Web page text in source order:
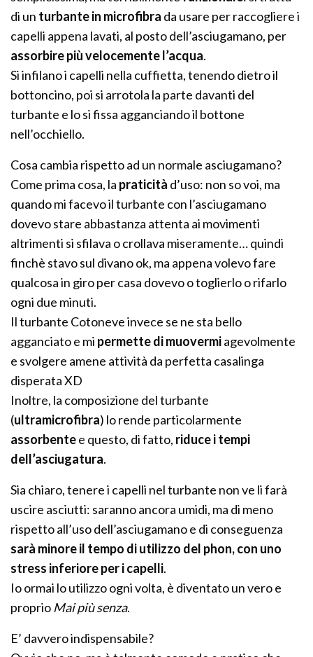
di un turbante in microfibra da usare per raccogliere i
capelli appena lavati, al posto dell’asciugamano, per
assorbire più velocemente l’acqua.
Si infilano i capelli nella cuffietta, tenendo dietro il
bottoncino, poi si arrotola la parte davanti del
turbante e lo si fissa agganciando il bottone
nell’occhiello.
Cosa cambia rispetto ad un normale asciugamano?
Come prima cosa, la praticità d’uso: non so voi, ma
quando mi facevo il turbante con l’asciugamano
dovevo stare abbastanza attenta ai movimenti
altrimenti si sfilava o crollava miseramente… quindi
finchè stavo sul divano ok, ma appena volevo fare
qualcosa in giro per casa dovevo o toglierlo o rifarlo
ogni due minuti.
Il turbante Cotoneve invece se ne sta bello
agganciato e mi permette di muovermiagevolmente
e svolgere amene attività da perfetta casalinga
disperata XD
Inoltre, la composizione del turbante
(ultramicrofibra) lo rende particolarmente
assorbentee questo, di fatto, riduce i tempi
dell’asciugatura.
Sia chiaro, tenere i capelli nel turbante non ve li farà
uscire asciutti: saranno ancora umidi, ma di meno
rispetto all’uso dell’asciugamano e di conseguenza
sarà minore il tempo di utilizzo del phon, con uno
stress inferiore per i capelli.
Io ormai lo utilizzo ogni volta, è diventato un vero e
proprio Mai più senza.
E’ davvero indispensabile?